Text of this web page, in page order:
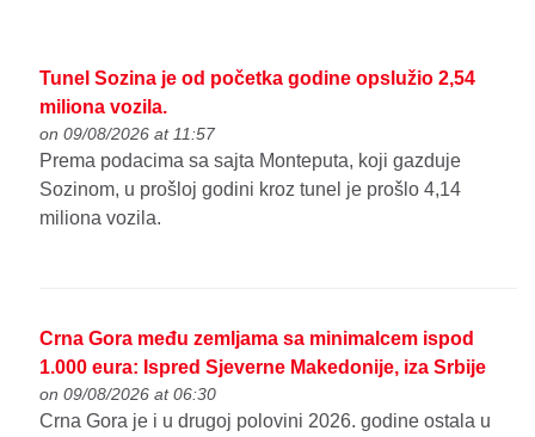
Tunel Sozina je od početka godine opslužio 2,54
miliona vozila.
on 09/08/2026 at 11:57
Prema podacima sa sajta Monteputa, koji gazduje
Sozinom, u prošloj godini kroz tunel je prošlo 4,14
miliona vozila.
Crna Gora među zemljama sa minimalcem ispod
1.000 eura: Ispred Sjeverne Makedonije, iza Srbije
on 09/08/2026 at 06:30
Crna Gora je i u drugoj polovini 2026. godine ostala u